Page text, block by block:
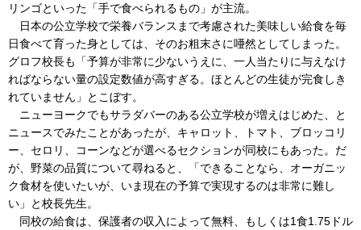
リンゴといった「手で食べられるもの」が主流。
日本の公立学校で栄養バランスまで考慮された美味しい給食を毎
日食べて育った身としては、そのお粗末さに唖然としてしまった。
グロフ校長も「予算が非常に少ないうえに、一人当たりに与えなけ
ればならない量の設定数値が高すぎる。ほとんどの生徒が完食しき
れていません」とこぼす。
ニューヨークでもサラダバーのある公立学校が増えはじめた、と
ニュースでみたことがあったが、キャロット、トマト、ブロッコリ
ー、セロリ、コーンなどが選べるセクションが同校にもあった。だ
が、野菜の品質について尋ねると、「できることなら、オーガニッ
ク食材を使いたいが、いま現在の予算で実現するのは非常に難し
い」と校長先生。
同校の給食は、保護者の収入によって無料、もしくは1食1.75ドル